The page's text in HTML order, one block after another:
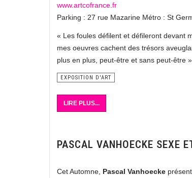
www.artcofrance.fr
Parking : 27 rue Mazarine Métro : St
« Les foules défilent et défileront devant
mes oeuvres cachent des trésors
plus en plus, peut-être et sans peut-être
EXPOSITION D'ART
LIRE PLUS...
PASCAL VANHOECKE SEXE
Cet Automne, Pascal Vanhoecke